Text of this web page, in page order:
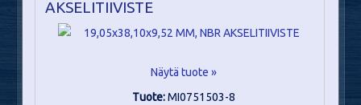
AKSELITIIVISTE
Näytä tuote »
Tuote:MI0751503-8